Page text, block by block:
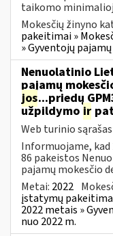
taikomo
Mokesčių žinyno
pakeitimai »
» Gyventojų
Nenuolatinio
pajamų
jos...priedų
užpildymo ir
Web turinio sąrašas
Informuojame, kad
86 pakeistos
pajamų mokesčio
Metai: 2022
įstatymų
2022 metais »
nuo 2022 m.